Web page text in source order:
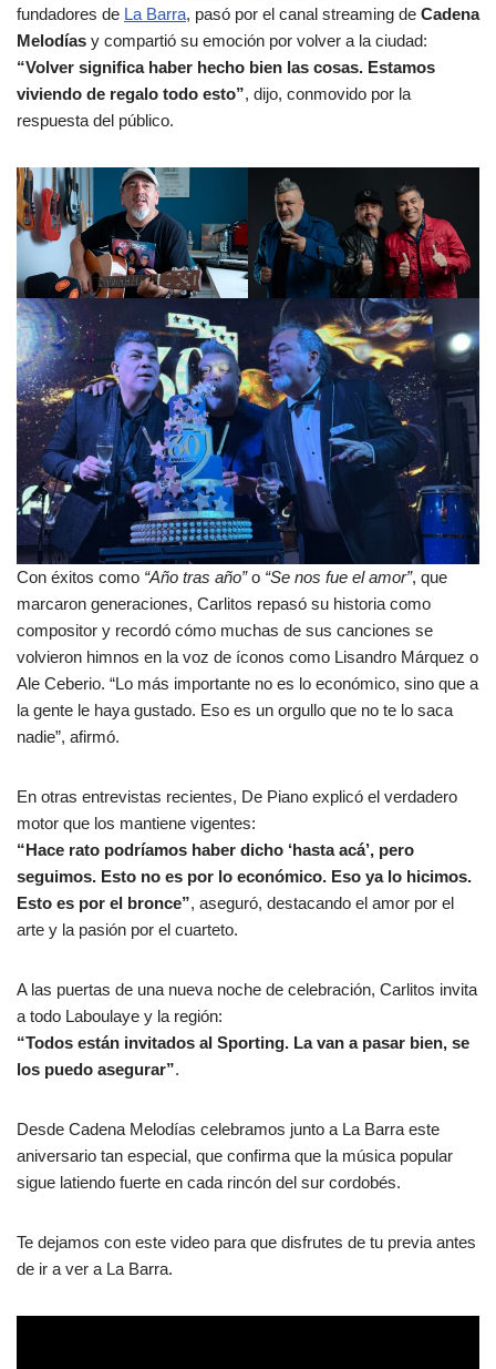
fundadores de La Barra, pasó por el canal streaming de Cadena
Melodías y compartió su emoción por volver a la ciudad:
“Volver significa haber hecho bien las cosas. Estamos
viviendo de regalo todo esto”, dijo, conmovido por la
respuesta del público.
Con éxitos como “Año tras año”o “Se nos fue el amor”, que
marcaron generaciones, Carlitos repasó su historia como
compositor y recordó cómo muchas de sus canciones se
volvieron himnos en la voz de íconos como Lisandro Márquez o
Ale Ceberio. “Lo más importante no es lo económico, sino que a
la gente le haya gustado. Eso es un orgullo que no te lo saca
nadie”, afirmó.
En otras entrevistas recientes, De Piano explicó el verdadero
motor que los mantiene vigentes:
“Hace rato podríamos haber dicho ‘hasta acá’, pero
seguimos. Esto no es por lo económico. Eso ya lo hicimos.
Esto es por el bronce”, aseguró, destacando el amor por el
arte y la pasión por el cuarteto.
A las puertas de una nueva noche de celebración, Carlitos invita
a todo Laboulaye y la región:
“Todos están invitados al Sporting. La van a pasar bien, se
los puedo asegurar”.
Desde Cadena Melodías celebramos junto a La Barra este
aniversario tan especial, que confirma que la música popular
sigue latiendo fuerte en cada rincón del sur cordobés.
Te dejamos con este video para que disfrutes de tu previa antes
de ir a ver a La Barra.